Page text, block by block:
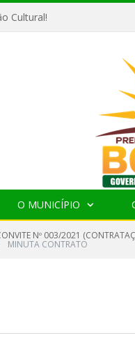
Cultural!
O MUNICÍPIO
Nº 003/2021
MINUTA CONTRATO